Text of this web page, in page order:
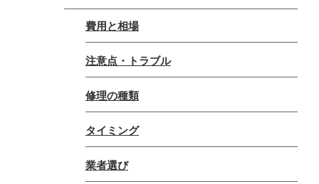
費用と相場
注意点・トラブル
修理の種類
タイミング
業者選び